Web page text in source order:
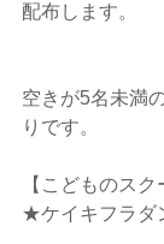
配布します。
空きが5名未満
りです。
【こどものスク
★ケイキフラ